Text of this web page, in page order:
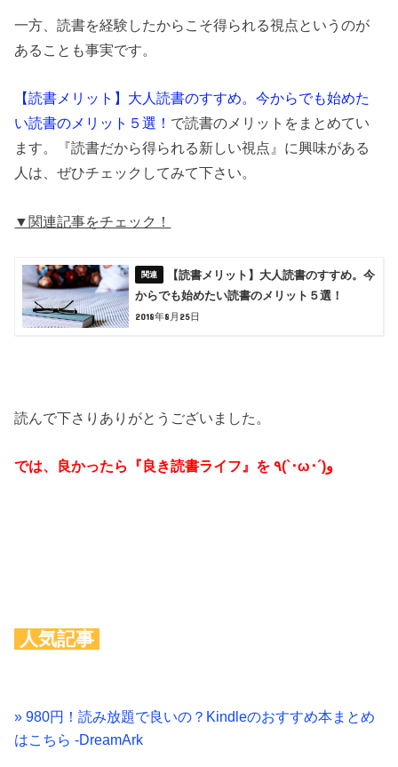
一方、読書を経験したからこそ得られる視点というのが
あることも事実です。
【読書メリット】大人読書のすすめ。今からでも始めた
い読書のメリット５選！ で読書のメリットをまとめてい
ます。『読書だから得られる新しい視点』に興味がある
人は、ぜひチェックしてみて下さい。
▼関連記事をチェック！
【読書メリット】大人読書のすすめ。今
からでも始めたい読書のメリット５選！
2018年8月25日
読んで下さりありがとうございました。
では、良かったら『良き読書ライフ』を ٩(`･ω･´)و
人気記事
» 980円！読み放題で良いの？Kindleのおすすめ本まとめ
はこちら -DreamArk